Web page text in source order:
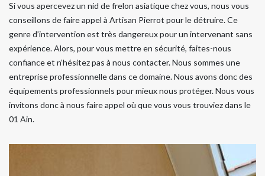
Si vous apercevez un nid de frelon asiatique chez vous, nous vous
conseillons de faire appel à Artisan Pierrot pour le détruire. Ce
genre d’intervention est très dangereux pour un intervenant sans
expérience. Alors, pour vous mettre en sécurité, faites-nous
confiance et n’hésitez pas à nous contacter. Nous sommes une
entreprise professionnelle dans ce domaine. Nous avons donc des
équipements professionnels pour mieux nous protéger. Nous vous
invitons donc à nous faire appel où que vous vous trouviez dans le
01 Ain.